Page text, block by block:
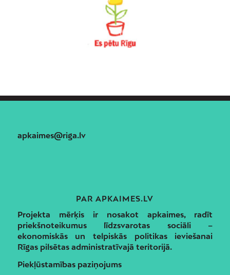
apkaimes@riga.lv
PAR APKAIMES.LV
Projekta mērķis ir nosakot apkaimes, radīt
priekšnoteikumus līdzsvarotas sociāli –
ekonomiskās un telpiskās politikas ieviešanai
Rīgas pilsētas administratīvajā teritorijā.
Piekļūstamības paziņojums